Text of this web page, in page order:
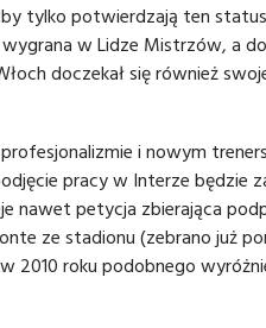
tylko potwierdzają ten
w Lidze Mistrzów, a
doczekał się również
i nowym
pracy w Interze będzie
nawet petycja zbierająca
ze stadionu (zebrano już
roku podobnego